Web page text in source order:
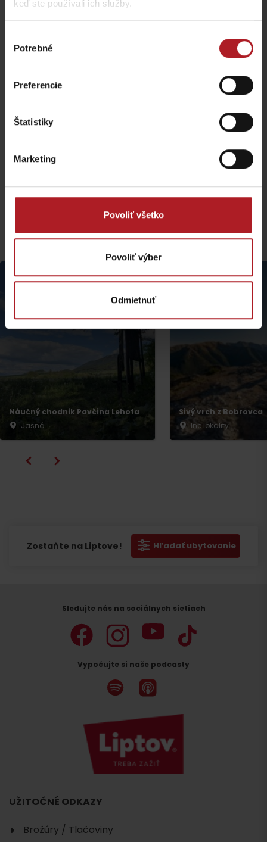
keď ste používali ich služby.
súhlasu
Potrebné
Preferencie
Štatistiky
Marketing
Povoliť všetko
Povoliť výber
Odmietnuť
Náučný chodník Pavčina Lehota
Jasná
Sivý vrch z Bobrovca
Iné lokality
Zostaňte na Liptove! Hľadať ubytovanie
Sledujte nás na sociálnych sietiach
Vypočujte si naše podcasty
UŽITOČNÉ ODKAZY
Brožúry / Tlačoviny